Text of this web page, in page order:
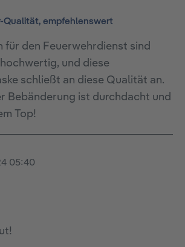
von 5 Sternen
Qualität, empfehlenswert
für den Feuerwehrdienst sind
und diese
schließt an diese Qualität an.
Bebänderung ist durchdacht und
Top!
05:40
von 5 Sternen